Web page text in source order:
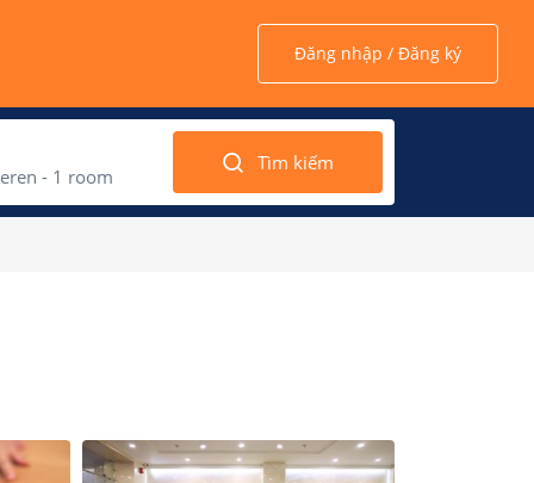
Đăng nhập / Đăng ký
11 12 6 7
- 1 room
Tìm kiếm